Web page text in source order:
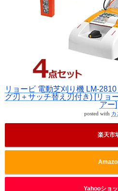
リョービ 電動芝刈り機 LM-
グ刃＋サッチ替え刃付き) [リョ
アー]
posted with カ
楽天市
Yahooショ